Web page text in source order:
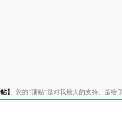
】 您的“顶贴”是对我最大的支持、是给